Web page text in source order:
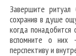
Завершите ритуал
сохранив в душе
когда понадобится
вспомните о них
перспективу и